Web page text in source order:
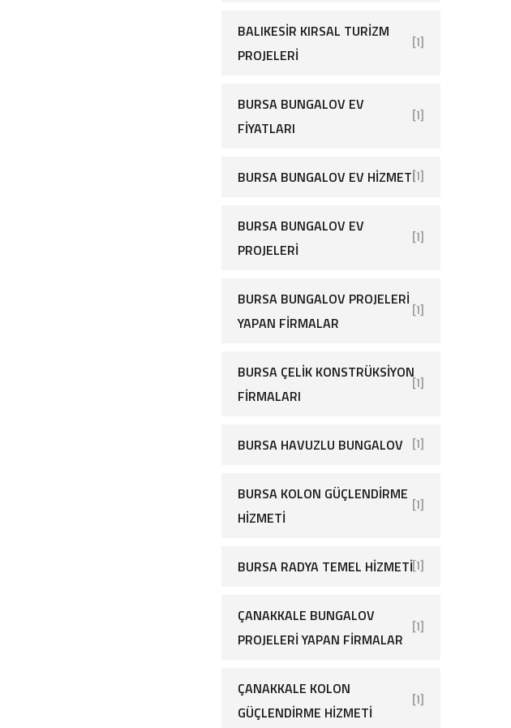
BALIKESIR KIRSAL TURIZM
PROJELERI
[1]
BURSA BUNGALOV EV
FIYATLARI
[1]
BURSA BUNGALOV EV HIZMETI[1]
BURSA BUNGALOV EV
PROJELERI
[1]
BURSA BUNGALOV PROJELERI
YAPAN FIRMALAR
[1]
BURSA ÇELIK KONSTRÜKSIYON
FIRMALARI
[1]
BURSA HAVUZLU BUNGALOV [1]
BURSA KOLON GÜÇLENDIRME
HIZMETI
[1]
BURSA RADYA TEMEL HIZMETI[1]
ÇANAKKALE BUNGALOV
PROJELERI YAPAN FIRMALAR
[1]
ÇANAKKALE KOLON
GÜÇLENDIRME HIZMETI
[1]